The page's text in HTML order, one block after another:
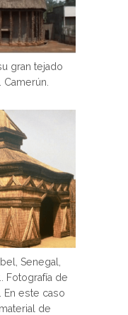
gran tejado
Senegal,
Fotografía de
En este caso
de